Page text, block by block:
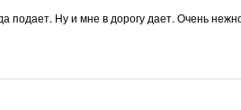
Ну и мне в дорогу дает. Очень